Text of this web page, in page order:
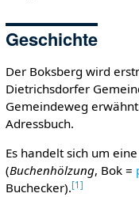
Geschichte
Der Boksberg wird
Dietrichsdorfer
Gemeindeweg
Adressbuch.
Es handelt sich um
(Buchenhölzung, Bok =
Buchecker).[1 ]